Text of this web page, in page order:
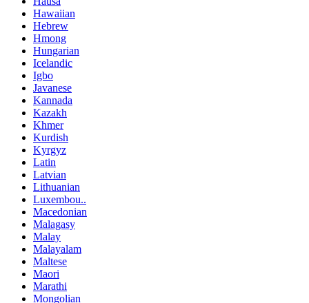
Hawaiian
Hebrew
Hmong
Hungarian
Icelandic
Igbo
Javanese
Kannada
Kazakh
Khmer
Kurdish
Kyrgyz
Latin
Latvian
Lithuanian
Luxembou..
Macedonian
Malagasy
Malay
Malayalam
Maltese
Maori
Marathi
Mongolian